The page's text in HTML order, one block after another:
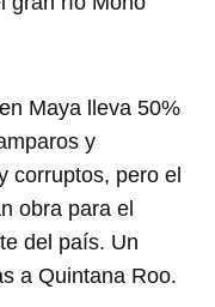
Maya lleva 50%
y
corruptos, pero el
obra para el
del país. Un
a Quintana Roo.